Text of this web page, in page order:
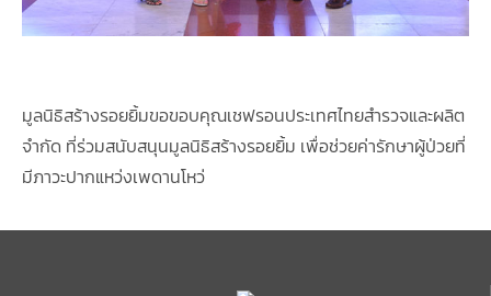
มูลนิธิสร้างรอยยิ้มขอขอบคุณเชฟรอนประเทศไทยสำรวจและผลิต
จำกัด ที่ร่วมสนับสนุนมูลนิธิสร้างรอยยิ้ม เพื่อช่วยค่ารักษาผู้ป่วยที่
มีภาวะปากแหว่งเพดานโหว่